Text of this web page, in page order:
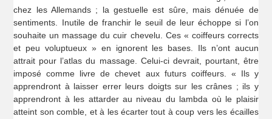
chez les Allemands ; la gestuelle est sûre, mais dénuée de
sentiments. Inutile de franchir le seuil de leur échoppe si l’on
souhaite un massage du cuir chevelu. Ces « coiffeurs corrects
et peu voluptueux » en ignorent les bases. Ils n’ont aucun
attrait pour l’atlas du massage. Celui-ci devrait, pourtant, être
imposé comme livre de chevet aux futurs coiffeurs. « Ils y
apprendront à laisser errer leurs doigts sur les crânes ; ils y
apprendront à les attarder au niveau du lambda où le plaisir
atteint son comble, et à les écarter tout à coup vers les écailles